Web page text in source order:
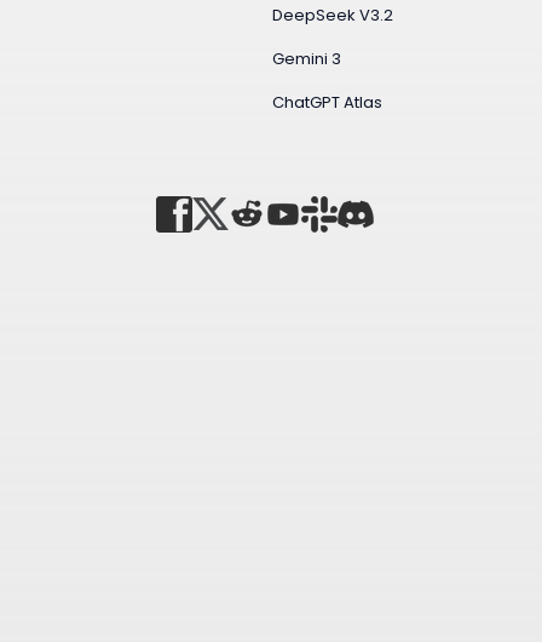
DeepSeek V3.2
Gemini 3
ChatGPT Atlas